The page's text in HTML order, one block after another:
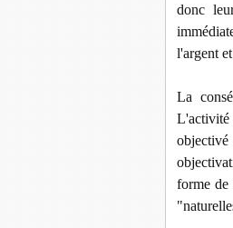
donc
l'argent
La
L'activité
forme de